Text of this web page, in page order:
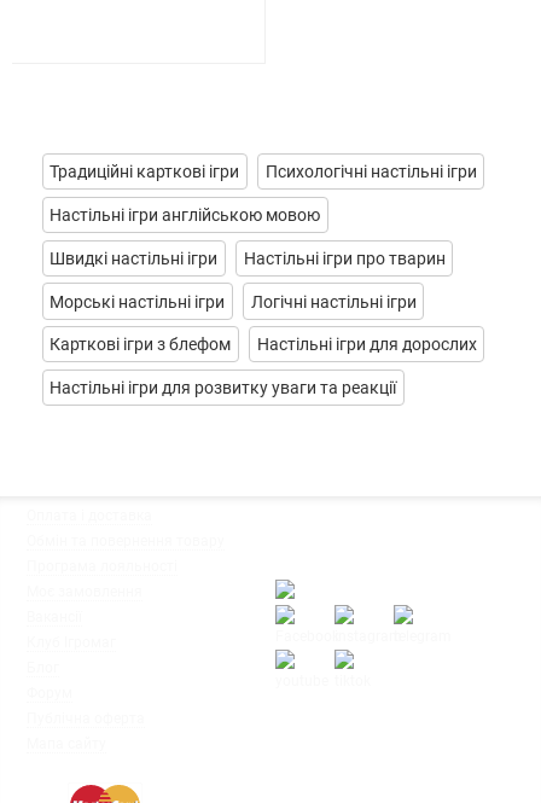
Традиційні карткові ігри Психологічні настільні ігри
Настільні ігри англійською мовою
Швидкі настільні ігри Настільні ігри про тварин
Морські настільні ігри Логічні настільні ігри
Карткові ігри з блефом Настільні ігри для дорослих
Настільні ігри для розвитку уваги та реакції